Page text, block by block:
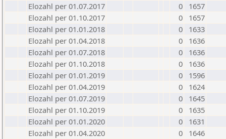
Elozahl per 01.07.2017
0
1657
Elozahl per 01.10.2017
0
1657
Elozahl per 01.01.2018
0
1633
Elozahl per 01.04.2018
0
1636
Elozahl per 01.07.2018
0
1636
Elozahl per 01.10.2018
0
1636
Elozahl per 01.01.2019
0
1596
Elozahl per 01.04.2019
0
1624
Elozahl per 01.07.2019
0
1645
Elozahl per 01.10.2019
0
1635
Elozahl per 01.01.2020
0
1631
Elozahl per 01.04.2020
0
1646